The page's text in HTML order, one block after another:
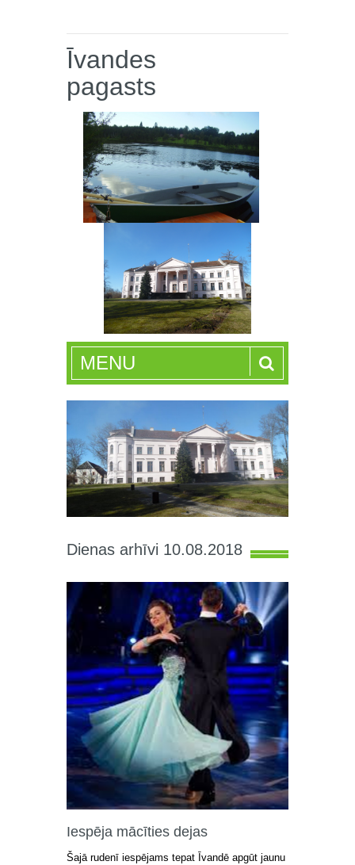
Īvandes
pagasts
MENU
Dienas arhīvi 10.08.2018
Iespēja mācīties dejas
Šajā rudenī iespējams tepat Īvandē apgūt jaunu